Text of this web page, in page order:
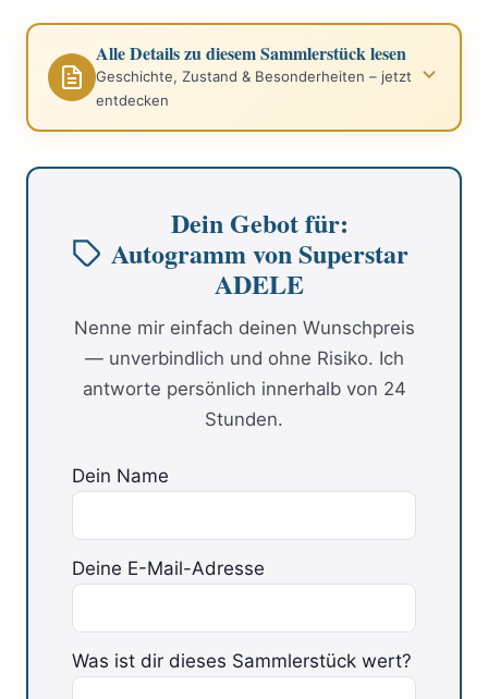
Alle Details zu diesem Sammlerstück lesen
Geschichte, Zustand & Besonderheiten – jetzt
entdecken
Dein Gebot für:
Autogramm von Superstar
ADELE
Nenne mir einfach deinen Wunschpreis
— unverbindlich und ohne Risiko. Ich
antworte persönlich innerhalb von 24
Stunden.
Dein Name
Deine E-Mail-Adresse
Bitte lasse dieses Feld leer.
Was ist dir dieses Sammlerstück wert?